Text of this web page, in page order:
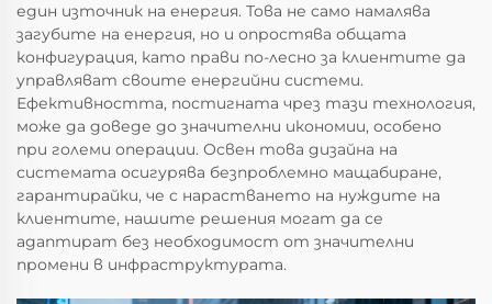
един източник на енергия. Това не само намалява
загубите на енергия, но и опростява общата
конфигурация, като прави по-лесно за клиентите да
управляват своите енергийни системи.
Ефективността, постигната чрез тази технология,
може да доведе до значителни икономии, особено
при големи операции. Освен това дизайна на
системата осигурява безпроблемно мащабиране,
гарантирайки, че с нарастването на нуждите на
клиентите, нашите решения могат да се
адаптират без необходимост от значителни
промени в инфраструктурата.